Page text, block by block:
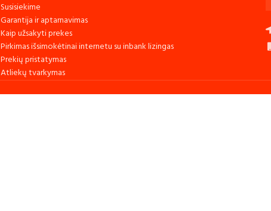
Susisiekime
Garantija ir aptarnavimas
Kaip užsakyti prekes
Pirkimas išsimokėtinai internetu su inbank lizingas
Prekių pristatymas
Atliekų tvarkymas